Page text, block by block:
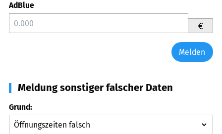
AdBlue
€
Melden
Meldung sonstiger falscher Daten
Grund: